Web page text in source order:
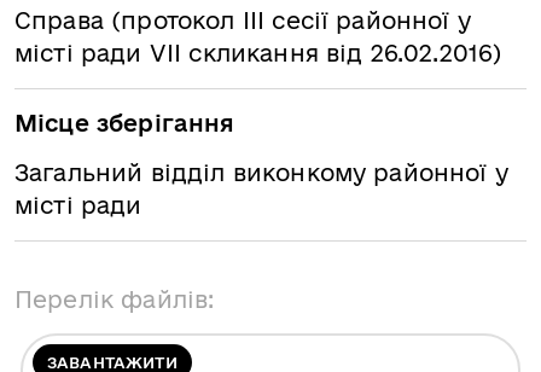
Справа (протокол ІІІ сесії районної у
місті ради VІІ скликання від 26.02.2016)
Місце зберігання
Загальний відділ виконкому районної у
місті ради
Перелік файлів:
ЗАВАНТАЖИТИ